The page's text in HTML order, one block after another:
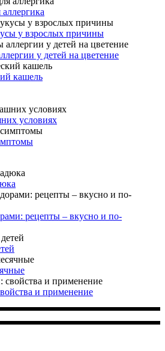
у взрослых причины
у детей на цветение
кашель
условиях
рецепты – вкусно и по-
и применение